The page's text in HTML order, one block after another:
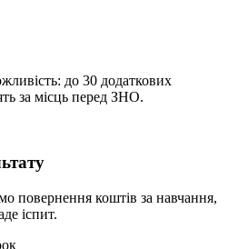
до 30 додаткових
за місць перед ЗНО.
повернення коштів за навчання,
іспит.